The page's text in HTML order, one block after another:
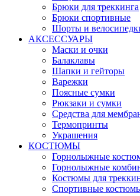
Брюки для треккинга
Брюки спортивные
Шорты и
АКСЕССУАРЫ
Маски и очки
Балаклавы
Шапки и гейторы
Варежки
Поясные сумки
Рюкзаки и сумки
Средства для
Термопринты
Украшения
КОСТЮМЫ
Горнолыжные
Горнолыжные
Костюмы для
Спортивные